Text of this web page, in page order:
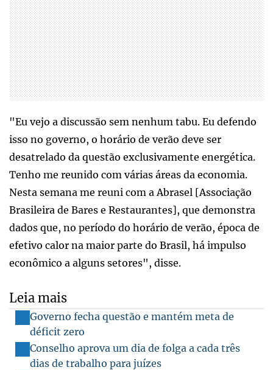
"Eu vejo a discussão sem nenhum tabu. Eu defendo
isso no governo, o horário de verão deve ser
desatrelado da questão exclusivamente energética.
Tenho me reunido com várias áreas da economia.
Nesta semana me reuni com a Abrasel [Associação
Brasileira de Bares e Restaurantes], que demonstra
dados que, no período do horário de verão, época de
efetivo calor na maior parte do Brasil, há impulso
econômico a alguns setores", disse.
Leia mais
Governo fecha questão e mantém meta de
déficit zero
Conselho aprova um dia de folga a cada três
dias de trabalho para juízes